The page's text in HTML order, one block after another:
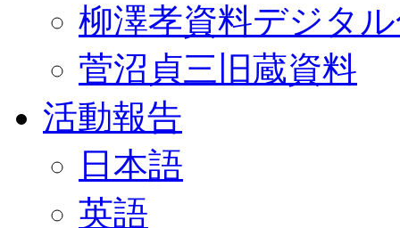
柳澤孝資料デジタ
菅沼貞三旧蔵資料
活動報告
日本語
英語